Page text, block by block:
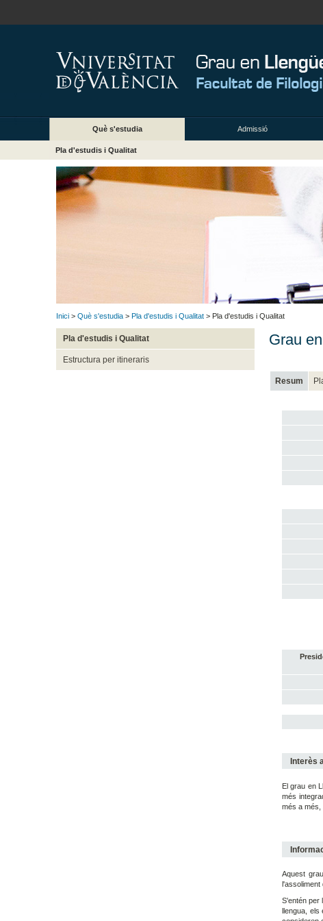
Què s'estudia Admissió
Pla d'estudis i Qualitat
Inici > Què s'estudia > Pla d'estudis i Qualitat > Pla d'estudis i Qualitat
Pla d'estudis i Qualitat
Estructura per itineraris
Grau
Resum
Interès
El grau en
més
més a més,
Aquest
S'entén per
llengua, els